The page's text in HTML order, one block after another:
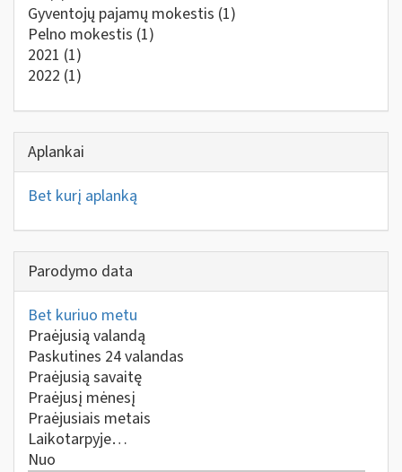
Gyventojų pajamų mokestis (1)
Pelno mokestis (1)
2021 (1)
2022 (1)
Aplankai
Bet kurį aplanką
Parodymo data
Bet kuriuo metu
Praėjusią valandą
Paskutines 24 valandas
Praėjusią savaitę
Praėjusį mėnesį
Praėjusiais metais
Laikotarpyje…
Nuo